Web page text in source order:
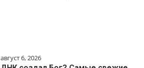
август 6, 2026